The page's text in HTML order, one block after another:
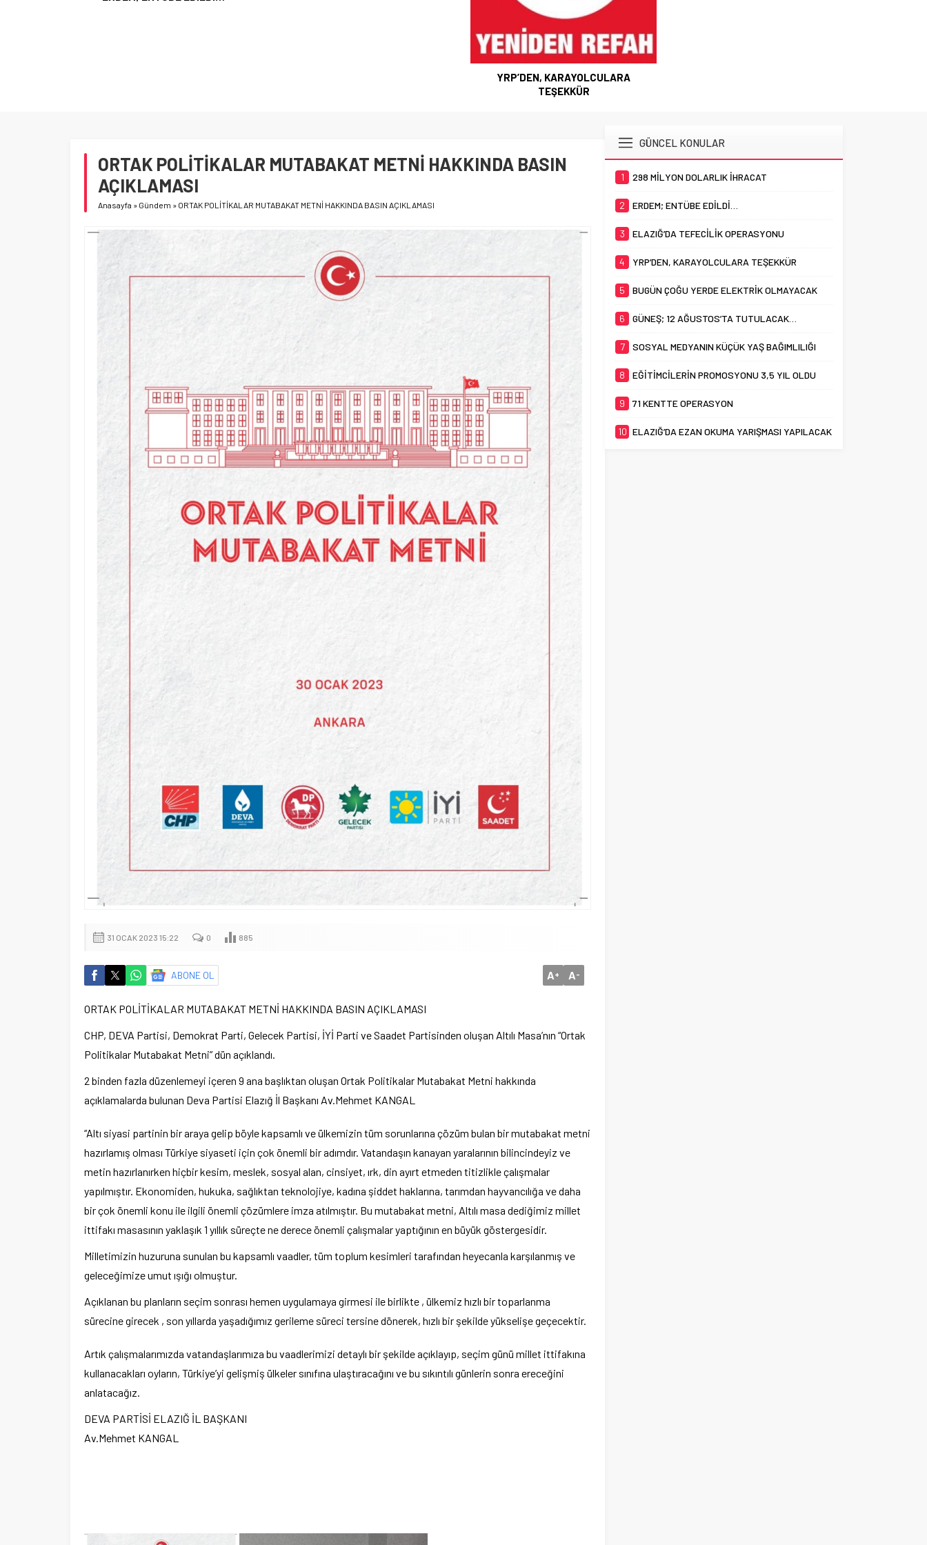
ORTAK POLİTİKALAR MUTABAKAT METNİ HAKKINDA BASIN
AÇIKLAMASI
Anasayfa » Gündem » ORTAK POLİTİKALAR MUTABAKAT METNİ HAKKINDA BASIN AÇIKLAMASI
31 OCAK 2023 15:22 0 885
ABONE OL A+ A-
ORTAK POLİTİKALAR MUTABAKAT METNİ HAKKINDA BASIN AÇIKLAMASI
CHP, DEVA Partisi, Demokrat Parti, Gelecek Partisi, İYİ Parti ve Saadet Partisinden oluşan Altılı Masa’nın “Ortak
Politikalar Mutabakat Metni” dün açıklandı.
2 binden fazla düzenlemeyi içeren 9 ana başlıktan oluşan Ortak Politikalar Mutabakat Metni hakkında
açıklamalarda bulunan Deva Partisi Elazığ İl Başkanı Av.Mehmet KANGAL
“Altı siyasi partinin bir araya gelip böyle kapsamlı ve ülkemizin tüm sorunlarına çözüm bulan bir mutabakat metni
hazırlamış olması Türkiye siyaseti için çok önemli bir adımdır. Vatandaşın kanayan yaralarının bilincindeyiz ve
metin hazırlanırken hiçbir kesim, meslek, sosyal alan, cinsiyet, ırk, din ayırt etmeden titizlikle çalışmalar
yapılmıştır. Ekonomiden, hukuka, sağlıktan teknolojiye, kadına şiddet haklarına, tarımdan hayvancılığa ve daha
bir çok önemli konu ile ilgili önemli çözümlere imza atılmıştır. Bu mutabakat metni, Altılı masa dediğimiz millet
ittifakı masasının yaklaşık 1 yıllık süreçte ne derece önemli çalışmalar yaptığının en büyük göstergesidir.
Milletimizin huzuruna sunulan bu kapsamlı vaadler, tüm toplum kesimleri tarafından heyecanla karşılanmış ve
geleceğimize umut ışığı olmuştur.
Açıklanan bu planların seçim sonrası hemen uygulamaya girmesi ile birlikte , ülkemiz hızlı bir toparlanma
sürecine girecek , son yıllarda yaşadığımız gerileme süreci tersine dönerek, hızlı bir şekilde yükselişe geçecektir.
Artık çalışmalarımızda vatandaşlarımıza bu vaadlerimizi detaylı bir şekilde açıklayıp, seçim günü millet ittifakına
kullanacakları oyların, Türkiye’yi gelişmiş ülkeler sınıfına ulaştıracağını ve bu sıkıntılı günlerin sonra ereceğini
anlatacağız.
DEVA PARTİSİ ELAZIĞ İL BAŞKANI
Av.Mehmet KANGAL
GÜNCEL KONULAR
1 298 MİLYON DOLARLIK İHRACAT
2 ERDEM; ENTÜBE EDİLDİ…
3 ELAZIĞ’DA TEFECİLİK OPERASYONU
4 YRP’DEN, KARAYOLCULARA TEŞEKKÜR
5 BUGÜN ÇOĞU YERDE ELEKTRİK OLMAYACAK
6 GÜNEŞ; 12 AĞUSTOS’TA TUTULACAK…
7 SOSYAL MEDYANIN KÜÇÜK YAŞ BAĞIMLILIĞI
8 EĞİTİMCİLERİN PROMOSYONU 3,5 YIL OLDU
9 71 KENTTE OPERASYON
10 ELAZIĞ’DA EZAN OKUMA YARIŞMASI YAPILACAK